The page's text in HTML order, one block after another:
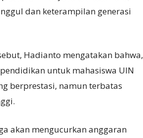
dan keterampilan generasi
Hadianto mengatakan bahwa,
untuk mahasiswa UIN
berprestasi, namun terbatas
akan mengucurkan anggaran